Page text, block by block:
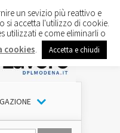
un sevizio più reattivo e
si accetta l'utilizzo di cookie.
utilizzati e come eliminarli o
cookies Accetta e chiudi